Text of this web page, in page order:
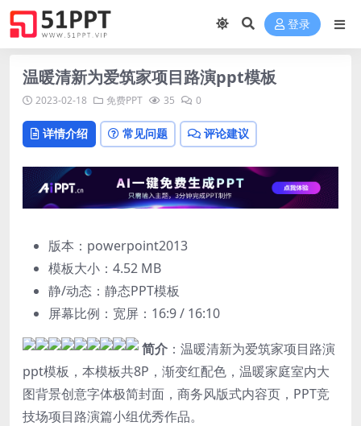
登录
温暖清新为爱筑家项目路演ppt模板
2023-02-18 免费PPT 35 0
详情介绍 常见问题 评论建议
版本：powerpoint2013
模板大小： 4.52 MB
静/动态：静态PPT模板
屏幕比例：宽屏：16:9 / 16:10
简介 ：温暖清新为爱筑家项目路演
ppt模板，本模板共8P，渐变红配色，温暖家庭室内大
图背景创意字体极简封面，商务风版式内容页，PPT竞
技场项目路演篇小组优秀作品。